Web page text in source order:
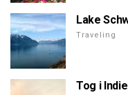
Lake
Traveling
Tog i